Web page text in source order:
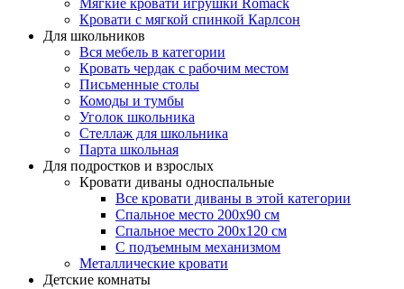
Мягкие кровати игрушки Romack
Кровати с мягкой спинкой Карлсон
Для школьников
Вся мебель в категории
Кровать чердак с рабочим местом
Письменные столы
Комоды и тумбы
Уголок школьника
Стеллаж для школьника
Парта школьная
Для подростков и взрослых
Кровати диваны односпальные
Все кровати диваны в этой категории
Спальное место 200х90 см
Спальное место 200х120 см
С подъемным механизмом
Металлические кровати
Детские комнаты